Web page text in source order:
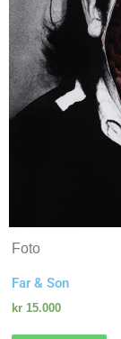
Foto
Far & Son
kr15.000